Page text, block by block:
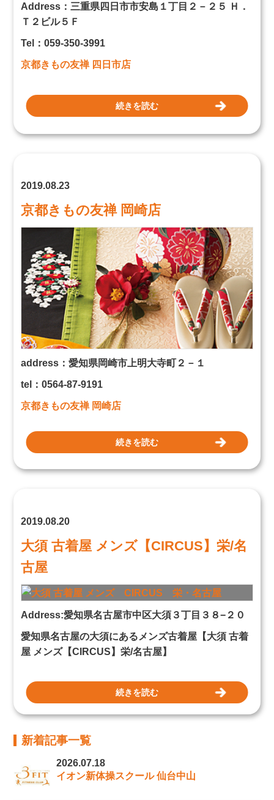
Address：三重県四日市市安島１丁目２－２５ Ｈ．
Ｔ２ビル５Ｆ
Tel：059-350-3991
京都きもの友禅 四日市店
続きを読む
2019.08.23
京都きもの友禅 岡崎店
address：愛知県岡崎市上明大寺町２－１
tel：0564-87-9191
京都きもの友禅 岡崎店
続きを読む
2019.08.20
大須 古着屋 メンズ【CIRCUS】栄/名
古屋
Address:愛知県名古屋市中区大須３丁目３８−２０
愛知県名古屋の大須にあるメンズ古着屋【大須 古着
屋 メンズ【CIRCUS】栄/名古屋】
続きを読む
新着記事一覧
2026.07.18
イオン新体操スクール 仙台中山